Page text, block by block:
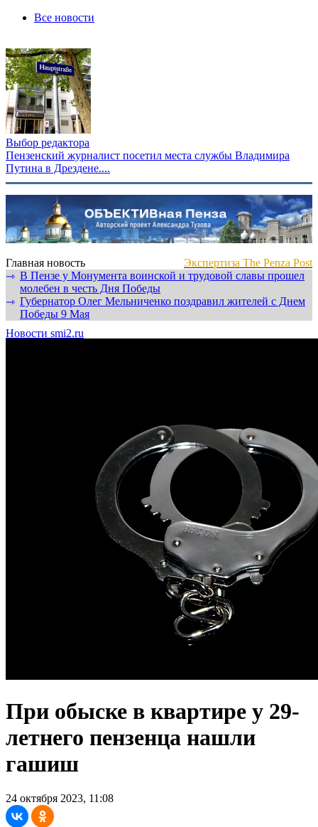
Все новости
Выбор редактора
Пензенский журналист посетил места службы Владимира
Путина в Дрездене....
Главная новость
Экспертиза The Penza Post
⇾ В Пензе у Монумента воинской и трудовой славы прошел
молебен в честь Дня Победы
⇾ Губернатор Олег Мельниченко поздравил жителей с Днем
Победы 9 Мая
Новости smi2.ru
При обыске в квартире у 29-
летнего пензенца нашли
гашиш
24 октября 2023, 11:08